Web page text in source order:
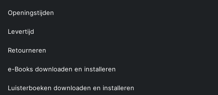
Openingstijden
Levertijd
Retourneren
e-Books downloaden en installeren
Luisterboeken downloaden en installeren